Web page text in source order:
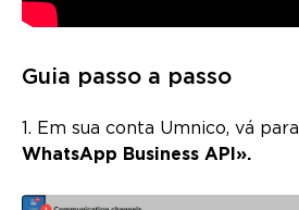
Guia passo a passo
1. Em sua conta Umnico, vá para
WhatsApp Business API».